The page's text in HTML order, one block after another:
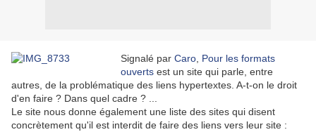
Signalé par Caro Pour les formats
ouverts est un site qui parle, entre
autres, de la problématique des liens hypertextes. A-t-on le droit
d'en faire ? Dans quel cadre ? ...
Le site nous donne également une liste des sites qui disent
concrètement qu'il est interdit de faire des liens vers leur site :